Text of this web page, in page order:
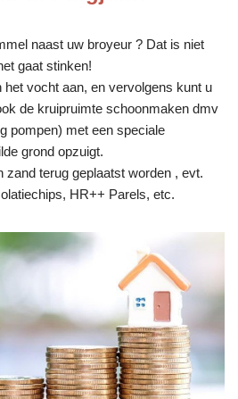
naast uw broyeur ? Dat is niet
gaat stinken!
vocht aan, en vervolgens kunt u
de kruipruimte schoonmaken dmv
pompen) met een speciale
grond opzuigt.
zand terug geplaatst worden , evt.
HR++ Parels, etc.